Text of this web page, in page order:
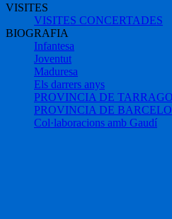
VISITES
VISITES CONCERTADES
BIOGRAFIA
Infantesa
Joventut
Maduresa
Els darrers anys
PROVINCIA DE
PROVINCIA DE
Col·laboracions amb Gaudí